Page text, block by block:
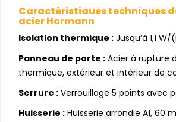
Caractéristiques techniques
acier Hormann
Isolation thermique : Jusqu’à 1,1 W/
Panneau de porte : Acier à rupture
thermique, extérieur et intérieur de
Serrure : Verrouillage 5 points avec
Huisserie : Huisserie arrondie A1, 60